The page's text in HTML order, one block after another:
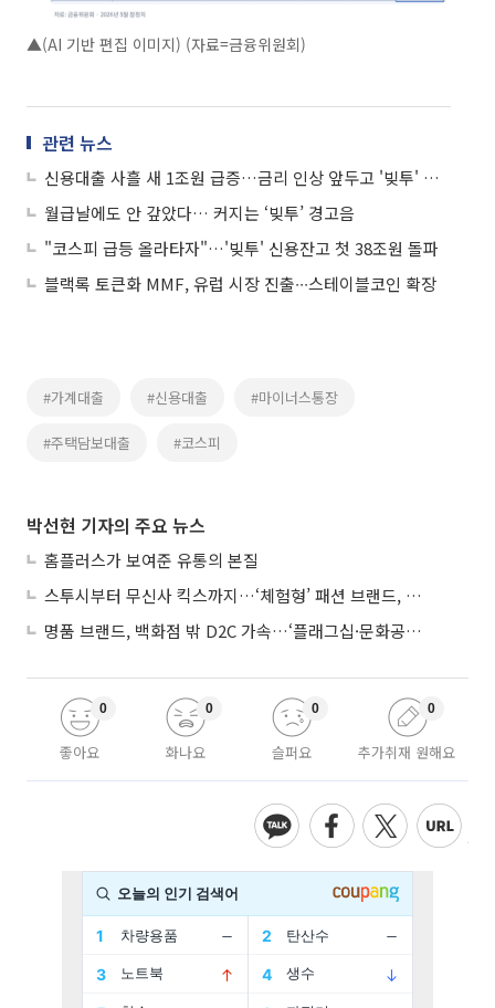
▲(AI 기반 편집 이미지) (자료=금융위원회)
관련 뉴스
신용대출 사흘 새 1조원 급증…금리 인상 앞두고 '빚투' 경고음
월급날에도 안 갚았다… 커지는 ‘빚투’ 경고음
"코스피 급등 올라타자"…'빚투' 신용잔고 첫 38조원 돌파
블랙록 토큰화 MMF, 유럽 시장 진출∙∙∙스테이블코인 확장
#가계대출 #신용대출 #마이너스통장
#주택담보대출 #코스피
박선현 기자의 주요 뉴스
홈플러스가 보여준 유통의 본질
스투시부터 무신사 킥스까지…‘체험형’ 패션 브랜드, 잇단 제주행
명품 브랜드, 백화점 밖 D2C 가속…‘플래그십·문화공간’ 전략 눈길
좋아요
0
화나요
0
슬퍼요
0
추가취재 원해요
0